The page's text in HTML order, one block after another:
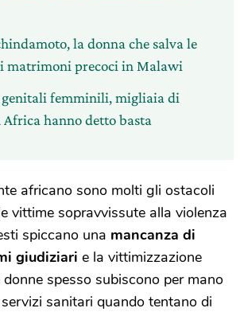
la donna che salva le
matrimoni precoci in Malawi
femminili, migliaia di
hanno detto basta
africano sono molti gli ostacoli
vittime sopravvissute alla violenza
spiccano una mancanza di
giudiziari e la vittimizzazione
spesso subiscono per mano
sanitari quando tentano di